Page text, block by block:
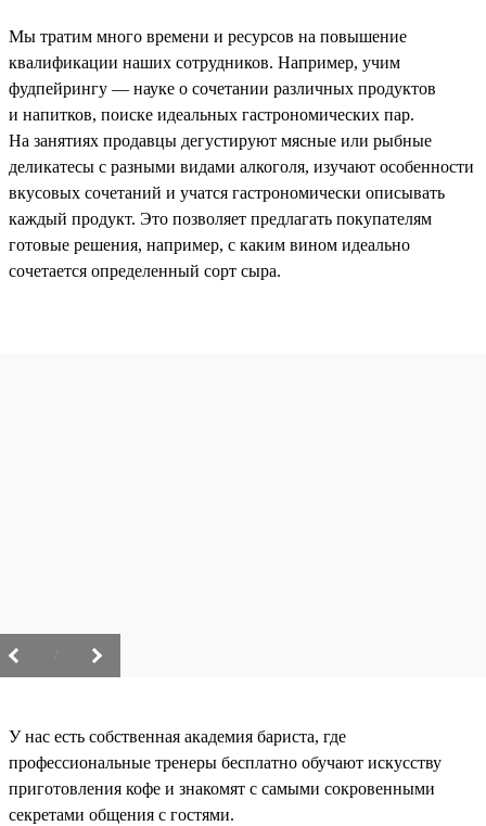
Мы тратим много времени и ресурсов на повышение
квалификации наших сотрудников. Например, учим
фудпейрингу — науке о сочетании различных продуктов
и напитков, поиске идеальных гастрономических пар.
На занятиях продавцы дегустируют мясные или рыбные
деликатесы с разными видами алкоголя, изучают особенности
вкусовых сочетаний и учатся гастрономически описывать
каждый продукт. Это позволяет предлагать покупателям
готовые решения, например, с каким вином идеально
сочетается определенный сорт сыра.
У нас есть собственная академия бариста, где
профессиональные тренеры бесплатно обучают искусству
приготовления кофе и знакомят с самыми сокровенными
секретами общения с гостями.